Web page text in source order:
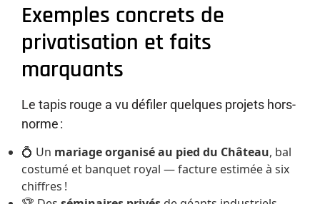
Exemples concrets de
privatisation et faits
marquants
Le tapis rouge a vu défiler quelques projets hors-
norme :
💍 Un mariage organisé au pied du Château, bal
costumé et banquet royal — facture estimée à six
chiffres !